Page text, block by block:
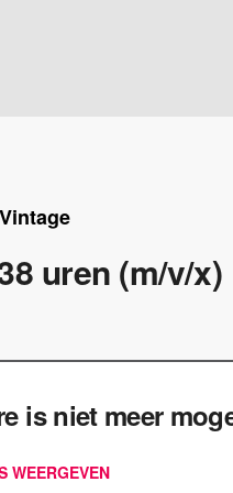
uren (m/v/x)
is niet meer
WEERGEVEN